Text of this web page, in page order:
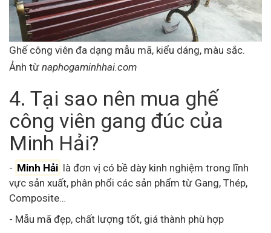
Ghế công viên đa dạng mẫu mã, kiểu dáng, màu sắc.
Ảnh từ naphogaminhhai.com
4. Tại sao nên mua ghế
công viên gang đúc của
Minh Hải?
- Minh Hải là đơn vị có bề dày kinh nghiệm trong lĩnh
vực sản xuất, phân phổi các sản phẩm từ Gang, Thép,
Composite…
- Mẫu mã đẹp, chất lượng tốt, giá thành phù hợp